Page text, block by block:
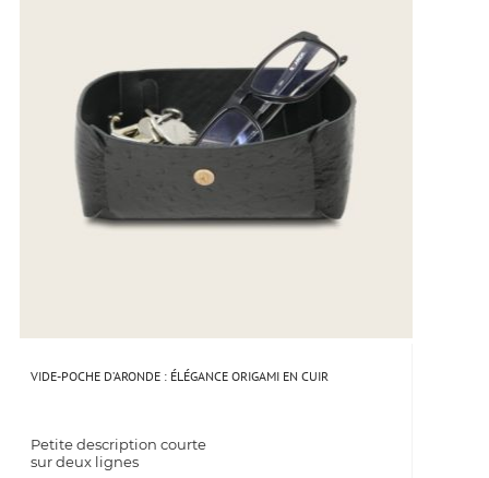
VIDE-POCHE D’ARONDE : ÉLÉGANCE ORIGAMI EN CUIR
Petite description courte
sur deux lignes